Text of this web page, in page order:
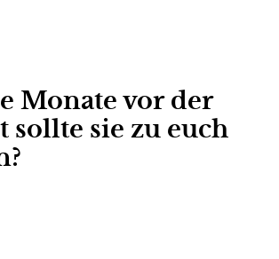
Monate vor der
sollte sie zu euch